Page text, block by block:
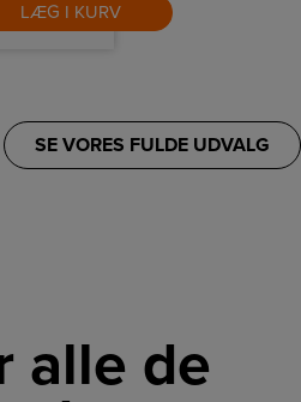
LÆG I KURV
SE VORES FULDE UDVALG
alle de